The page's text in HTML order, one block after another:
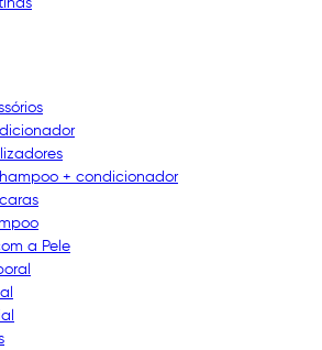
+ condicionador
a Pele